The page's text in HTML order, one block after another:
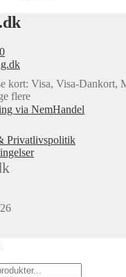
via NemHandel
Privatlivspolitik